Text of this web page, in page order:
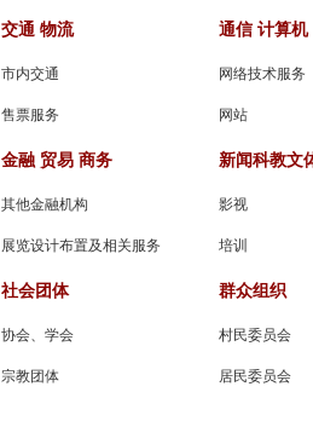
交通 物流
市内交通
售票服务
通信 计算机
网络技术服务
网站
金融 贸易 商务
其他金融机构
展览设计布置及相关服务
新闻科教文
影视
培训
社会团体
协会、学会
宗教团体
群众组织
村民委员会
居民委员会